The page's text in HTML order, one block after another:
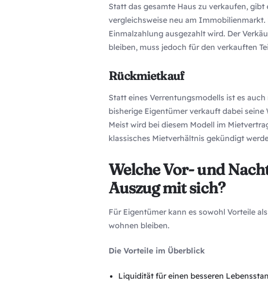
Statt das gesamte Haus zu verkaufen,
vergleichsweise neu am
Einmalzahlung ausgezahlt wird. Der
bleiben, muss jedoch für den verkauften
Rückmietkauf
Statt eines Verrentungsmodells ist es
bisherige Eigentümer verkauft dabei
Meist wird bei diesem Modell im
klassisches Mietverhältnis gekündigt
Welche Vor- und
Auszug mit sich?
Für Eigentümer kann es sowohl Vorteile
wohnen bleiben.
Die Vorteile im Überblick
Liquidität für einen besseren